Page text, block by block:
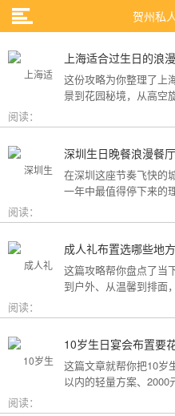
贺州私
上海适合过生日的浪
这份攻略为你整理了上
景到花园秘境，从高空
阅读：
深圳生日晚餐浪漫餐
在深圳这座节奏飞快的
一年中最值得停下来的
天从“普通”变成“终生
还是被鲜花与海风包裹
阅读：
这篇攻略帮你盘点了当
到户外、从温馨到排面
阅读：
这篇文章就帮你把10
以内的轻量方案、2000
阅读：